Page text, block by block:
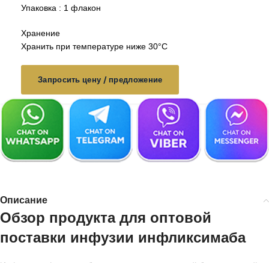
Упаковка : 1 флакон
Хранение
Хранить при температуре ниже 30°C
Запросить цену / предложение
Описание
Обзор продукта для оптовой
поставки инфузии инфликсимаба